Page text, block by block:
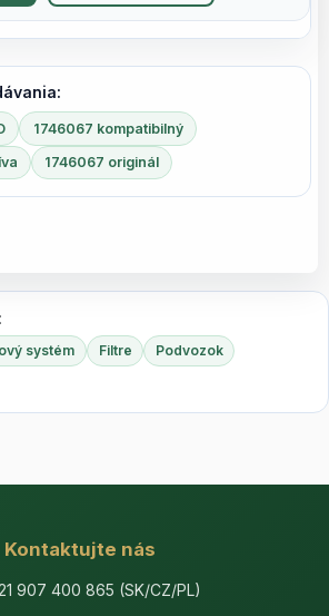
1746067 kompatibilný
1746067 originál
systém Filtre
Podvozok
Kontaktujte nás
907 400 865 (SK/CZ/PL)